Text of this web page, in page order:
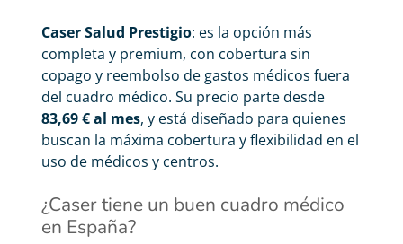
Caser Salud Prestigio: es la opción más
completa y premium, con cobertura sin
copago y reembolso de gastos médicos fuera
del cuadro médico. Su precio parte desde
83,69 € al mes, y está diseñado para quienes
buscan la máxima cobertura y flexibilidad en el
uso de médicos y centros.
¿Caser tiene un buen cuadro médico
en España?